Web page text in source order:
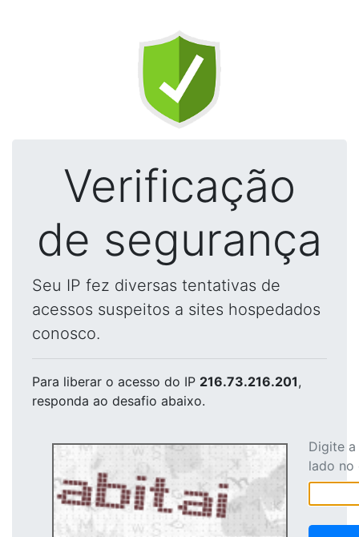
Verificação
de segurança
Seu IP fez diversas tentativas de
acessos suspeitos a sites hospedados
conosco.
Para liberar o acesso do IP 216.73.216.201,
responda ao desafio abaixo.
Digite
lado no